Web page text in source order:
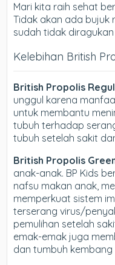
Mari kita raih sehat
Tidak akan ada bujuk
sudah tidak diragukan
Kelebihan British
British Propolis
unggul karena
untuk membantu
tubuh terhadap
tubuh setelah sakit
British Propolis
anak-anak. BP Kids
nafsu makan anak,
memperkuat sistem
terserang virus/
pemulihan setelah
emak-emak juga
dan tumbuh